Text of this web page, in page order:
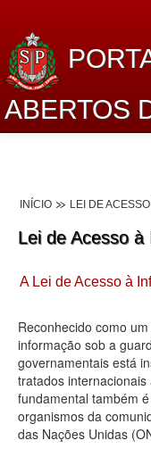
ABERTOS
Lei de Acesso à
Dados
Planejamento
Catálogo de dados
Processo
Deputados
INÍCIO LEI DE
Lei de Acesso à
A Lei de Acesso à
Reconhecido como
informação sob a
governamentais está
tratados
fundamental também
organismos da
das Nações Unidas